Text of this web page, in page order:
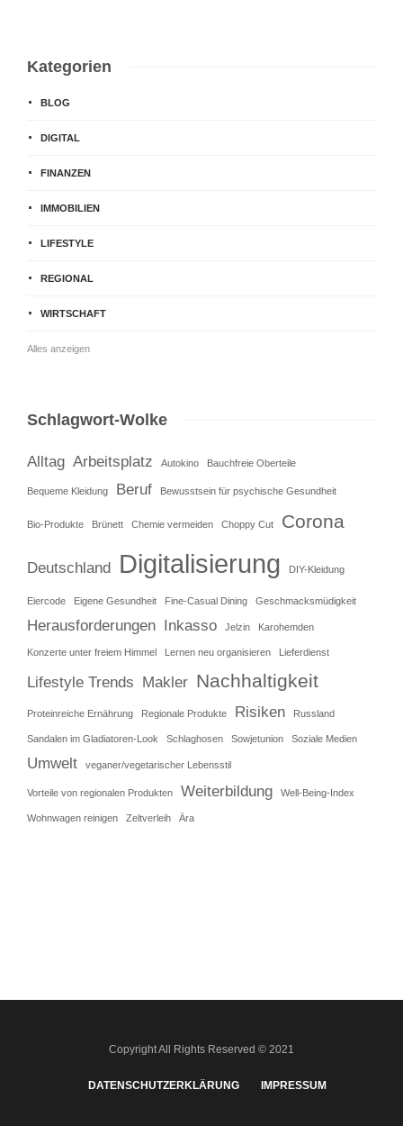
Kategorien
BLOG
DIGITAL
FINANZEN
IMMOBILIEN
LIFESTYLE
REGIONAL
WIRTSCHAFT
Alles anzeigen
Schlagwort-Wolke
Alltag Arbeitsplatz Autokino Bauchfreie Oberteile
Bequeme Kleidung Beruf Bewusstsein für psychische Gesundheit
Bio-Produkte Brünett Chemie vermeiden Choppy Cut Corona
Deutschland Digitalisierung DIY-Kleidung
Eiercode Eigene Gesundheit Fine-Casual Dining Geschmacksmüdigkeit
Herausforderungen Inkasso Jelzin Karohemden
Konzerte unter freiem Himmel Lernen neu organisieren Lieferdienst
Lifestyle Trends Makler Nachhaltigkeit
Proteinreiche Ernährung Regionale Produkte Risiken Russland
Sandalen im Gladiatoren-Look Schlaghosen Sowjetunion Soziale Medien
Umwelt veganer/vegetarischer Lebensstil
Vorteile von regionalen Produkten Weiterbildung Well-Being-Index
Wohnwagen reinigen Zeltverleih Ära
Copyright All Rights Reserved © 2021
DATENSCHUTZERKLÄRUNG IMPRESSUM